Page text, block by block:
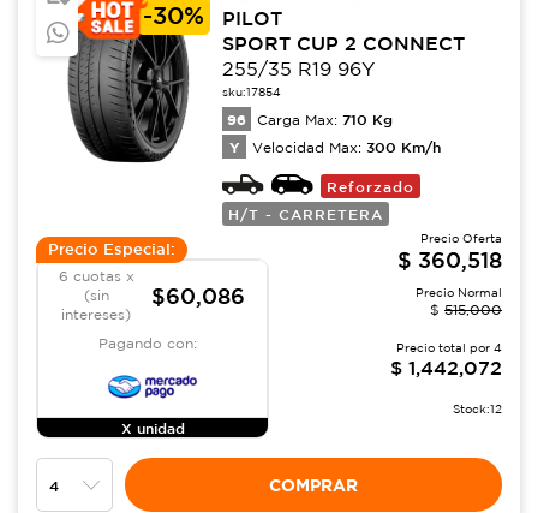
-30%
PILOT
SPORT CUP 2 CONNECT
255/35 R19 96Y
sku:17854
96 Carga Max: 710 Kg
Y Velocidad Max: 300 Km/h
Reforzado
H/T - CARRETERA
Precio Especial:
6 cuotas x
(sin
intereses)
$60,086
Pagando con:
X unidad
Precio Oferta
$ 360,518
Precio Normal
$ 515,000
Precio total por 4
$ 1,442,072
Stock:12
COMPRAR